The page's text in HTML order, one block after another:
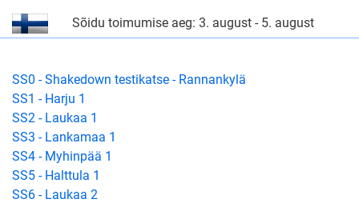
Sõidu toimumise aeg: 3. august - 5. august
SS0 - Shakedown testikatse - Rannankylä
SS1 - Harju 1
SS2 - Laukaa 1
SS3 - Lankamaa 1
SS4 - Myhinpää 1
SS5 - Halttula 1
SS6 - Laukaa 2